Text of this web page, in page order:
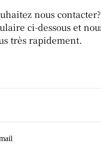
nous
ci-dessous et
très rapidement.